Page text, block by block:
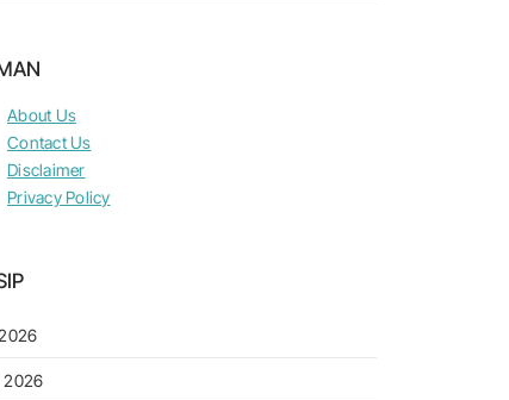
About Us
Contact Us
Disclaimer
Privacy Policy
2026